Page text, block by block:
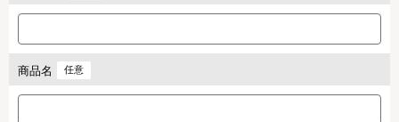
商品名 任意